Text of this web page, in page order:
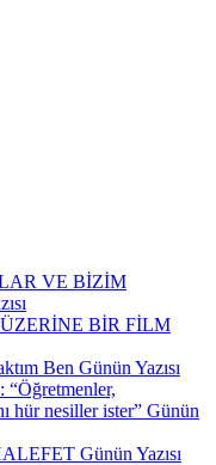
VE BİZİM
BİR FİLM
Ben Günün Yazısı
“Öğretmenler,
hür nesiller ister” Günün
Günün Yazısı